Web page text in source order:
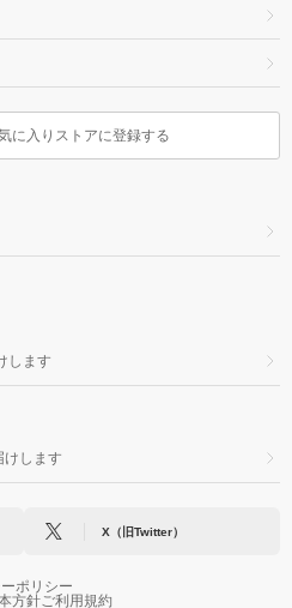
に入りストアに登録する
します
けします
X（旧Twitter）
ポリシー
方針ご利用規約